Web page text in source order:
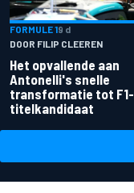
FORMULE 19 d
DOOR FILIP CLEEREN
Het opvallende aan
Antonelli's snelle
transformatie tot F1-
titelkandidaat